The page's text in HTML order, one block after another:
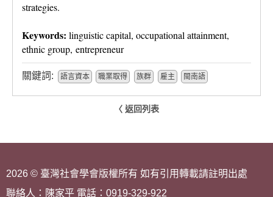
strategies.
Keywords: linguistic capital, occupational attainment,
ethnic group, entrepreneur
關鍵詞: 語言資本 職業取得 族群 雇主 閩南語
〈 返回列表
2026 © 臺灣社會學會版權所有 如有引用轉載請註明出處
聯絡人：陳家平 電話：0919-329-922